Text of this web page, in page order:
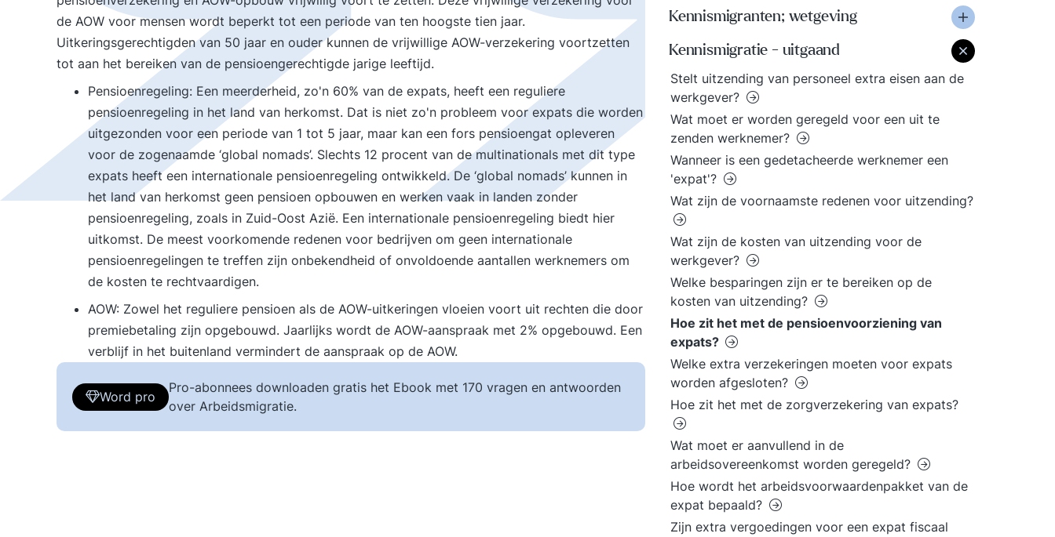
de AOW voor mensen wordt beperkt tot een periode van ten hoogste tien jaar.
Uitkeringsgerechtigden van 50 jaar en ouder kunnen de vrijwillige AOW-verzekering voortzetten
tot aan het bereiken van de pensioengerechtigde jarige leeftijd.
Pensioenregeling: Een meerderheid, zo'n 60% van de expats, heeft een reguliere
pensioenregeling in het land van herkomst. Dat is niet zo'n probleem voor expats die worden
uitgezonden voor een periode van 1 tot 5 jaar, maar kan een fors pensioengat opleveren
voor de zogenaamde ‘global nomads’. Slechts 12 procent van de multinationals met dit type
expats heeft een internationale pensioenregeling ontwikkeld. De ‘global nomads’ kunnen in
het land van herkomst geen pensioen opbouwen en werken vaak in landen zonder
pensioenregeling, zoals in Zuid-Oost Azië. Een internationale pensioenregeling biedt hier
uitkomst. De meest voorkomende redenen voor bedrijven om geen internationale
pensioenregelingen te treffen zijn onbekendheid of onvoldoende aantallen werknemers om
de kosten te rechtvaardigen.
AOW: Zowel het reguliere pensioen als de AOW-uitkeringen vloeien voort uit rechten die door
premiebetaling zijn opgebouwd. Jaarlijks wordt de AOW-aanspraak met 2% opgebouwd. Een
verblijf in het buitenland vermindert de aanspraak op de AOW.
Word pro
Pro-abonnees downloaden gratis het Ebook met 170 vragen en antwoorden
over Arbeidsmigratie.
Kennismigranten; wetgeving
Kennismigratie - uitgaand
Stelt uitzending van personeel extra eisen aan de
werkgever?
Wat moet er worden geregeld voor een uit te
zenden werknemer?
Wanneer is een gedetacheerde werknemer een
'expat'?
Wat zijn de voornaamste redenen voor uitzending?
Wat zijn de kosten van uitzending voor de
werkgever?
Welke besparingen zijn er te bereiken op de
kosten van uitzending?
Hoe zit het met de pensioenvoorziening van
expats?
Welke extra verzekeringen moeten voor expats
worden afgesloten?
Hoe zit het met de zorgverzekering van expats?
Wat moet er aanvullend in de
arbeidsovereenkomst worden geregeld?
Hoe wordt het arbeidsvoorwaardenpakket van de
expat bepaald?
Zijn extra vergoedingen voor een expat fiscaal